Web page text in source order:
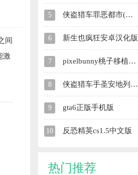
间
激
5 侠盗猎车罪恶都市(内置修改器)中文版
6 新生也疯狂安卓汉化版
7 pixelbunny桃子移植汉化版
8 侠盗猎车手圣安地列斯汉化版(秘籍)
9 gta6正版手机版
10 反恐精英cs1.5中文版
热门推荐